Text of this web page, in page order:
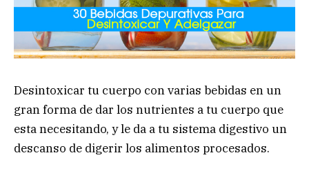
Desintoxicar tu cuerpo con varias bebidas en un
gran forma de dar los nutrientes a tu cuerpo que
esta necesitando, y le da a tu sistema digestivo un
descanso de digerir los alimentos procesados.